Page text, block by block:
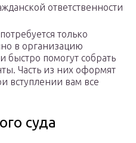
ответственности
только
в организацию
быстро помогут собрать
Часть из них оформят
вступлении вам все
суда